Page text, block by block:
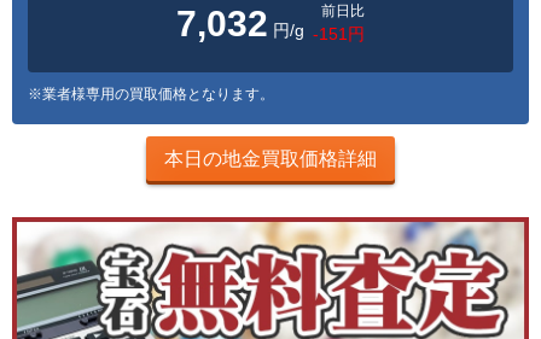
7,032 円/g
前日比
-151円
※業者様専用の買取価格となります。
本日の地金買取価格詳細